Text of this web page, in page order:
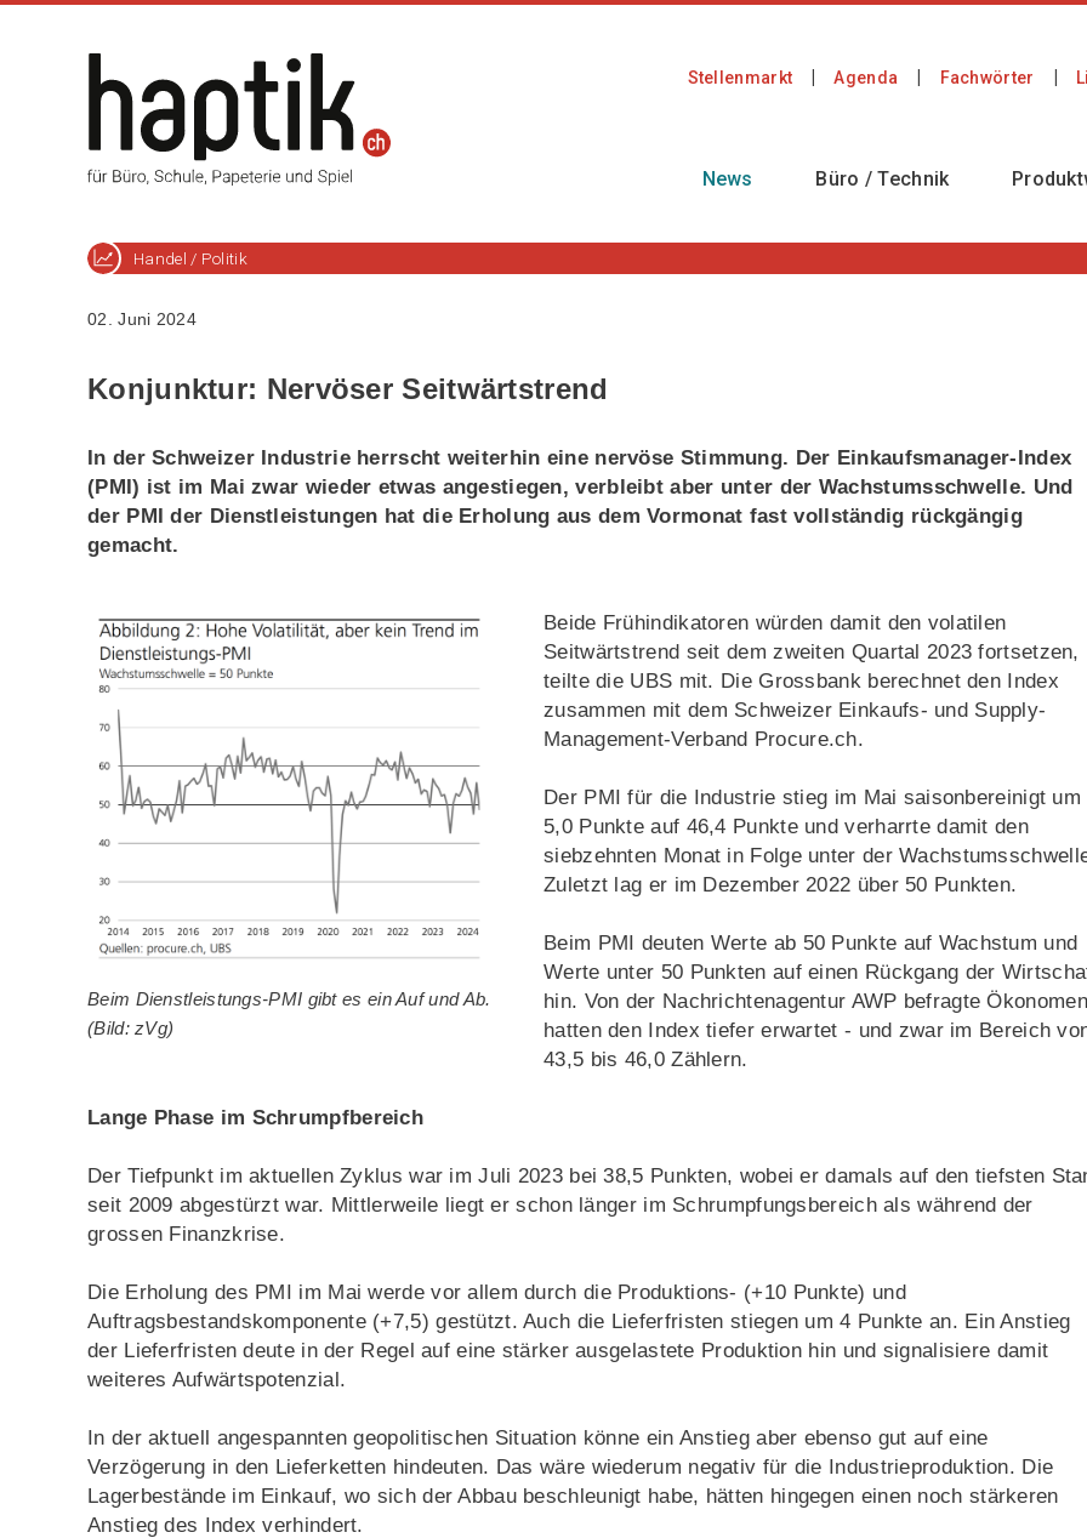
Stellenmarkt Agenda Fachwörter
News Büro / Technik
Handel / Politik
02. Juni 2024
Konjunktur: Nervöser Seitwärtstrend
In der Schweizer Industrie herrscht weiterhin eine nervöse Stimmung. Der Einkaufsmanager-Index
(PMI) ist im Mai zwar wieder etwas angestiegen, verbleibt aber unter der Wachstumsschwelle. Und
der PMI der Dienstleistungen hat die Erholung aus dem Vormonat fast vollständig rückgängig
gemacht.
Beim Dienstleistungs-PMI gibt es ein Auf und Ab.
(Bild: zVg)
Beide Frühindikatoren würden damit den volatilen
Seitwärtstrend seit dem zweiten Quartal 2023 fortsetzen,
teilte die UBS mit. Die Grossbank berechnet den Index
zusammen mit dem Schweizer Einkaufs- und Supply-
Management-Verband Procure.ch.
Der PMI für die Industrie stieg im Mai saisonbereinigt um
5,0 Punkte auf 46,4 Punkte und verharrte damit den
siebzehnten Monat in Folge unter der
Zuletzt lag er im Dezember 2022 über 50 Punkten.
Beim PMI deuten Werte ab 50 Punkte auf Wachstum und
Werte unter 50 Punkten auf einen Rückgang der
hin. Von der Nachrichtenagentur AWP befragte Ökonomen
hatten den Index tiefer erwartet - und zwar im Bereich
43,5 bis 46,0 Zählern.
Lange Phase im Schrumpfbereich
Der Tiefpunkt im aktuellen Zyklus war im Juli 2023 bei 38,5 Punkten, wobei er damals auf den tiefsten
seit 2009 abgestürzt war. Mittlerweile liegt er schon länger im Schrumpfungsbereich als während der
grossen Finanzkrise.
Die Erholung des PMI im Mai werde vor allem durch die Produktions- (+10 Punkte) und
Auftragsbestandskomponente (+7,5) gestützt. Auch die Lieferfristen stiegen um 4 Punkte an. Ein Anstieg
der Lieferfristen deute in der Regel auf eine stärker ausgelastete Produktion hin und signalisiere damit
weiteres Aufwärtspotenzial.
In der aktuell angespannten geopolitischen Situation könne ein Anstieg aber ebenso gut auf eine
Verzögerung in den Lieferketten hindeuten. Das wäre wiederum negativ für die Industrieproduktion. Die
Lagerbestände im Einkauf, wo sich der Abbau beschleunigt habe, hätten hingegen einen noch stärkeren
Anstieg des Index verhindert.